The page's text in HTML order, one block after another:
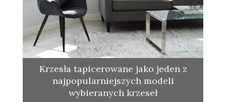
Krzesła tapicerowane jako jeden z
najpopularniejszych modeli
wybieranych krzeseł